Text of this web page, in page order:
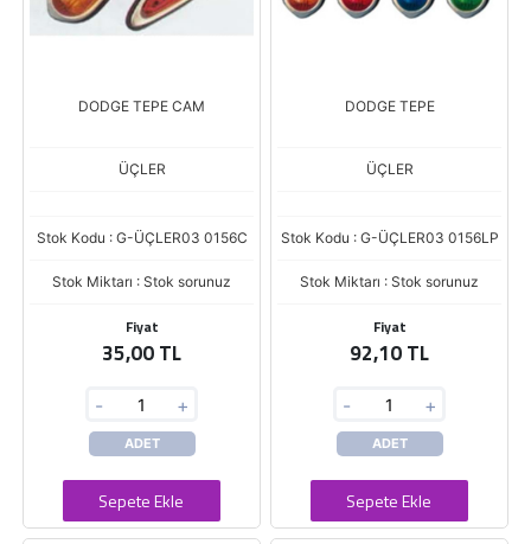
DODGE TEPE CAM
ÜÇLER
Stok Kodu : G-ÜÇLER03 0156C
Stok Miktarı : Stok sorunuz
Fiyat
35,00 TL
- +
ADET
Sepete Ekle
DODGE TEPE
ÜÇLER
Stok Kodu : G-ÜÇLER03 0156LP
Stok Miktarı : Stok sorunuz
Fiyat
92,10 TL
- +
ADET
Sepete Ekle